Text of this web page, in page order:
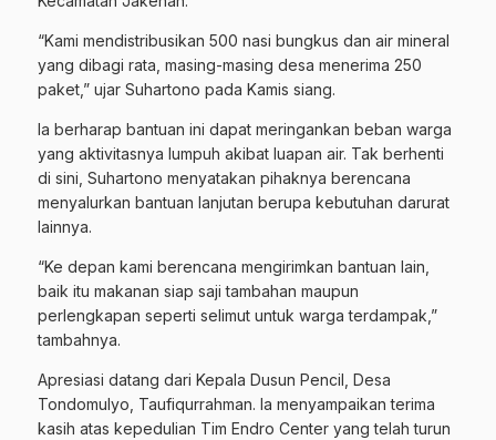
“Kami mendistribusikan 500 nasi bungkus dan air mineral
yang dibagi rata, masing-masing desa menerima 250
paket,” ujar Suhartono pada Kamis siang.
Ia berharap bantuan ini dapat meringankan beban warga
yang aktivitasnya lumpuh akibat luapan air. Tak berhenti
di sini, Suhartono menyatakan pihaknya berencana
menyalurkan bantuan lanjutan berupa kebutuhan darurat
lainnya.
“Ke depan kami berencana mengirimkan bantuan lain,
baik itu makanan siap saji tambahan maupun
perlengkapan seperti selimut untuk warga terdampak,”
tambahnya.
Apresiasi datang dari Kepala Dusun Pencil, Desa
Tondomulyo, Taufiqurrahman. Ia menyampaikan terima
kasih atas kepedulian Tim Endro Center yang telah turun